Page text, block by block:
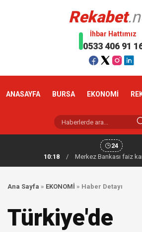
Rekabet
İhbar Hattımız
0533 406 91
ANASAYFA BURSA EKONOMİ
24
10:18
/ Merkez Bankası faiz
Ana Sayfa » EKONOMİ » Haber Detayı
Türkiye'de